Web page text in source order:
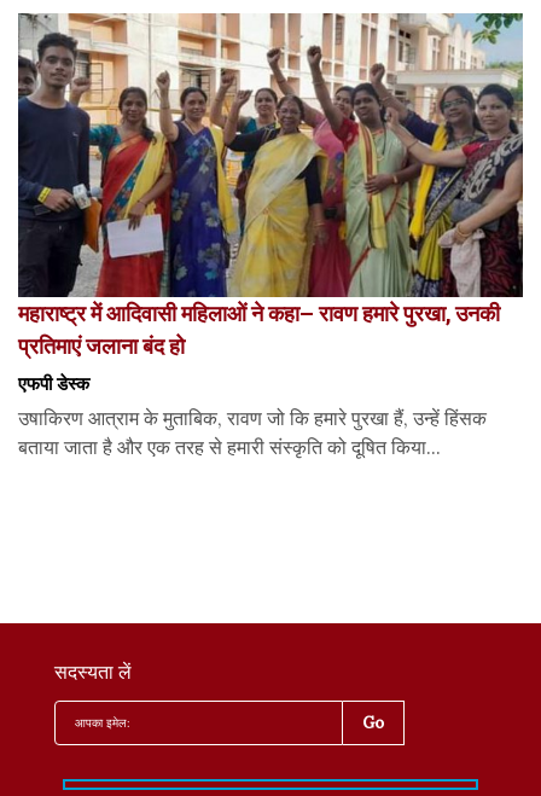
महाराष्ट्र में आदिवासी महिलाओं ने कहा– रावण हमारे पुरखा, उनकी
प्रतिमाएं जलाना बंद हो
एफपी डेस्‍क
उषाकिरण आत्राम के मुताबिक, रावण जो कि हमारे पुरखा हैं, उन्हें हिंसक
बताया जाता है और एक तरह से हमारी संस्कृति को दूषित किया...
सदस्यता लें